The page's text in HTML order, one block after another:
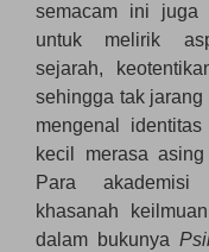
semacam ini juga
untuk melirik
sejarah,
sehingga tak
mengenal
kecil merasa
Para akademisi
khasanah
dalam bukunya